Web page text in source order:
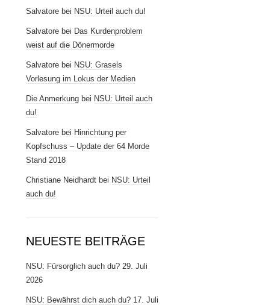
Salvatore bei NSU: Urteil auch du!
Salvatore bei Das Kurdenproblem
weist auf die Dönermorde
Salvatore bei NSU: Grasels
Vorlesung im Lokus der Medien
Die Anmerkung bei NSU: Urteil auch
du!
Salvatore bei Hinrichtung per
Kopfschuss – Update der 64 Morde
Stand 2018
Christiane Neidhardt bei NSU: Urteil
auch du!
NEUESTE BEITRÄGE
NSU: Fürsorglich auch du? 29. Juli
2026
NSU: Bewährst dich auch du? 17. Juli